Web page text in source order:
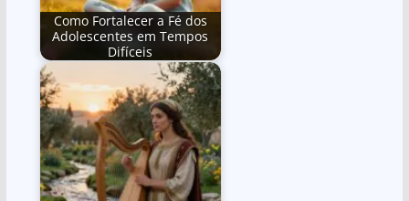
Como Fortalecer a Fé dos
Adolescentes em Tempos
Difíceis